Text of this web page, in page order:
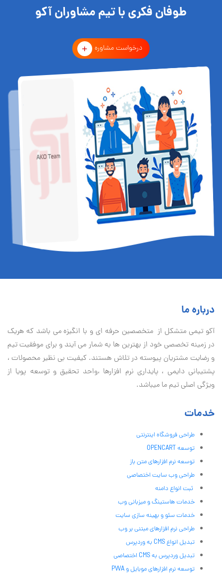
طوفان فکری با تیم مشاوران آکو
درخواست مشاوره
درباره ما
آكو تيمی متشکل از متخصصین حرفه ای و با انگیزه می باشد که هریک
در زمینه تخصصی خود از بهترین ها به شمار می آیند و برای موفقیت تيم
و رضایت مشتریان پیوسته در تلاش هستند. کیفیت بی نظير محصولات ،
پشتیبانی دايمی ، پایداری نرم افزارها ،واحد تحقیق و توسعه پویا از
ویژگی اصلی تیم ما میباشد.
خدمات
طراحی فروشگاه اینترنتی
توسعه OPENCART
توسعه نرم افزارهای متن باز
طراحی وب سایت اختصاصی
ثبت انواع دامنه
خدمات هاستینگ و میزبانی وب
خدمات سئو و بهینه سازی سایت
طراحی نرم افزارهای مبتنی بر وب
تبدیل انواع CMS به وردپرس
تبدیل وردپرس به CMS اختصاصی
توسعه نرم افزارهای موبایل و PWA